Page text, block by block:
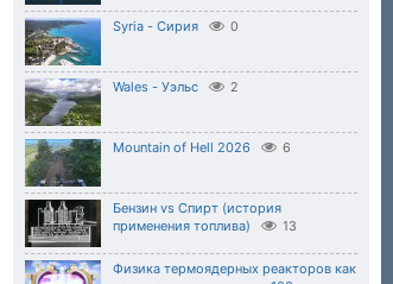
Syria - Сирия 0
Wales - Уэльс 2
Mountain of Hell 2026 6
Бензин vs Спирт (история
применения топлива)
13
Физика термоядерных реакторов как